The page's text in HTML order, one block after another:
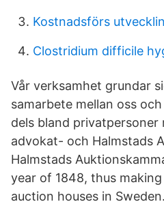
Kostnadsförs
Clostridium difficile
Vår verksamhet grundar
samarbete mellan oss
dels bland privatpersoner
advokat- och Halmstads
Halmstads
year of 1848, thus
auction houses in